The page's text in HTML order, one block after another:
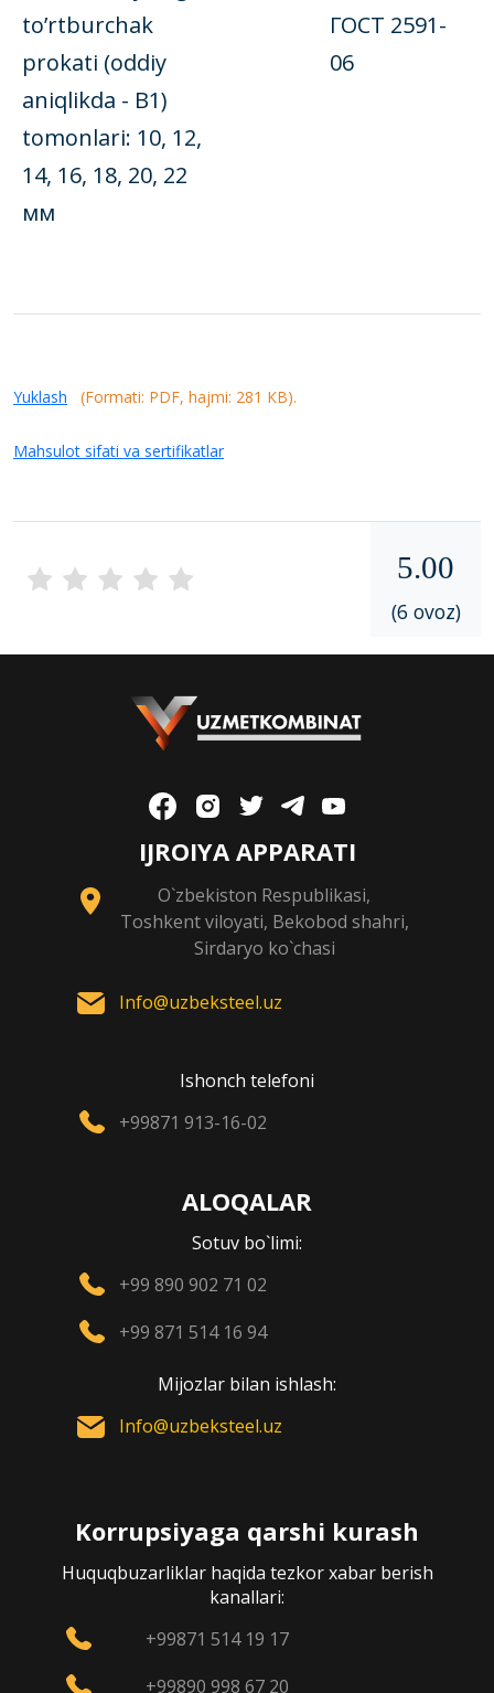
to’rtburchak
prokati (oddiy
aniqlikda - В1)
tomonlari: 10, 12,
14, 16, 18, 20, 22
мм
ГОСТ 2591-
06
Yuklash (Formati: PDF, hajmi: 281 КB).
Mahsulot sifati va sertifikatlar
5.00
(6 ovoz)
IJROIYA APPARATI
O`zbekiston Respublikasi,
Toshkent viloyati, Bekobod shahri,
Sirdaryo ko`chasi
Info@uzbeksteel.uz
Ishonch telefoni
+99871 913-16-02
ALOQALAR
Sotuv bo`limi:
+99 890 902 71 02
+99 871 514 16 94
Mijozlar bilan ishlash:
Info@uzbeksteel.uz
Korrupsiyaga qarshi kurash
Huquqbuzarliklar haqida tezkor xabar berish
kanallari:
+99871 514 19 17
+99890 998 67 20